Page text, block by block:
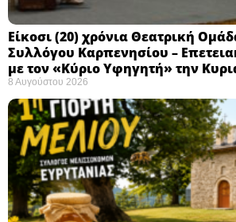
Eίκοσι (20) χρόνια Θεατρική
Συλλόγου Καρπενησίου –
με τον «Κύριο Υφηγητή» την
8 Αυγούστου 2026